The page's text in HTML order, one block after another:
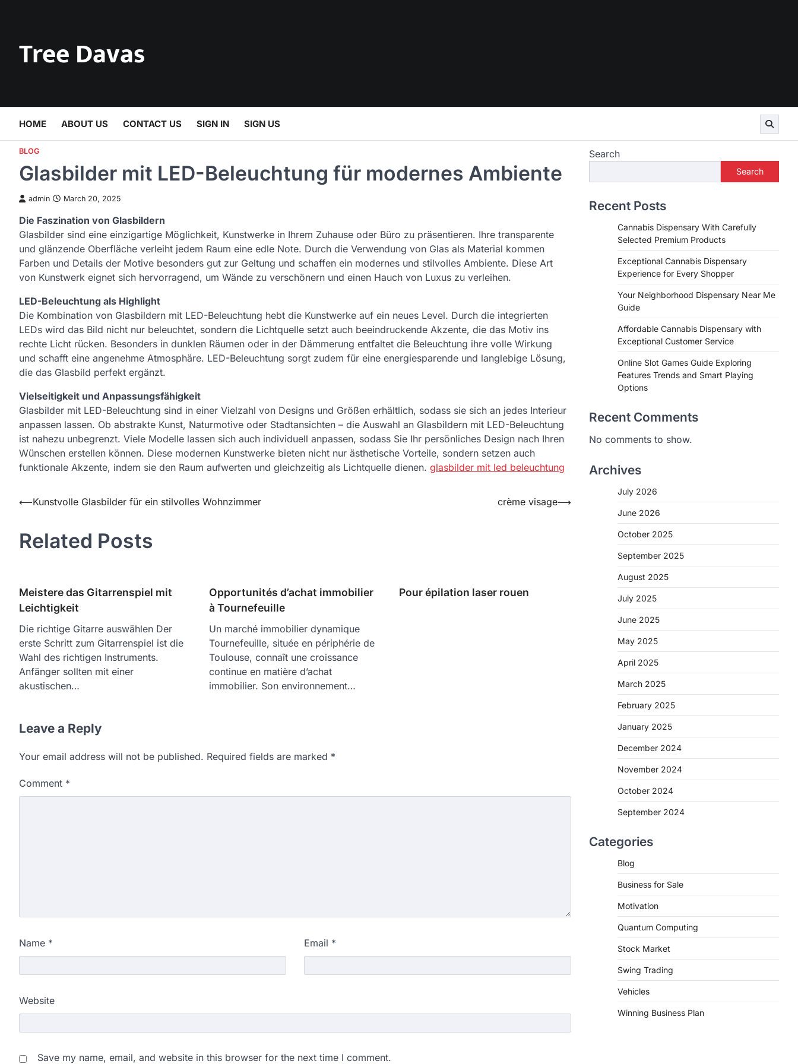
Tree Davas
HOME ABOUT US CONTACT US SIGN IN SIGN US
BLOG
Glasbilder mit LED-Beleuchtung für modernes Ambiente
admin March 20, 2025
Die Faszination von Glasbildern
Glasbilder sind eine einzigartige Möglichkeit, Kunstwerke in Ihrem Zuhause oder Büro zu präsentieren. Ihre transparente
und glänzende Oberfläche verleiht jedem Raum eine edle Note. Durch die Verwendung von Glas als Material kommen
Farben und Details der Motive besonders gut zur Geltung und schaffen ein modernes und stilvolles Ambiente. Diese Art
von Kunstwerk eignet sich hervorragend, um Wände zu verschönern und einen Hauch von Luxus zu verleihen.
LED-Beleuchtung als Highlight
Die Kombination von Glasbildern mit LED-Beleuchtung hebt die Kunstwerke auf ein neues Level. Durch die integrierten
LEDs wird das Bild nicht nur beleuchtet, sondern die Lichtquelle setzt auch beeindruckende Akzente, die das Motiv ins
rechte Licht rücken. Besonders in dunklen Räumen oder in der Dämmerung entfaltet die Beleuchtung ihre volle Wirkung
und schafft eine angenehme Atmosphäre. LED-Beleuchtung sorgt zudem für eine energiesparende und langlebige Lösung,
die das Glasbild perfekt ergänzt.
Vielseitigkeit und Anpassungsfähigkeit
Glasbilder mit LED-Beleuchtung sind in einer Vielzahl von Designs und Größen erhältlich, sodass sie sich an jedes Interieur
anpassen lassen. Ob abstrakte Kunst, Naturmotive oder Stadtansichten – die Auswahl an Glasbildern mit LED-Beleuchtung
ist nahezu unbegrenzt. Viele Modelle lassen sich auch individuell anpassen, sodass Sie Ihr persönliches Design nach Ihren
Wünschen erstellen können. Diese modernen Kunstwerke bieten nicht nur ästhetische Vorteile, sondern setzen auch
funktionale Akzente, indem sie den Raum aufwerten und gleichzeitig als Lichtquelle dienen. glasbilder mit led beleuchtung
Post
⟵Kunstvolle Glasbilder für ein stilvolles Wohnzimmer crème visage⟶
Related Posts
Meistere das Gitarrenspiel mit
Leichtigkeit
Die richtige Gitarre auswählen Der
erste Schritt zum Gitarrenspiel ist die
Wahl des richtigen Instruments.
Anfänger sollten mit einer
akustischen…
Opportunités d’achat immobilier
à Tournefeuille
Un marché immobilier dynamique
Tournefeuille, située en périphérie de
Toulouse, connaît une croissance
continue en matière d’achat
immobilier. Son environnement…
Pour épilation laser rouen
Leave a Reply
Your email address will not be published. Required fields are marked *
Comment *
Name * Email *
Website
Save my name, email, and website in this browser for the next time I comment.
Search
Search
Recent Posts
Cannabis Dispensary With Carefully
Selected Premium Products
Exceptional Cannabis Dispensary
Experience for Every Shopper
Your Neighborhood Dispensary Near Me
Guide
Affordable Cannabis Dispensary with
Exceptional Customer Service
Online Slot Games Guide Exploring
Features Trends and Smart Playing
Options
Recent Comments
No comments to show.
Archives
July 2026
June 2026
October 2025
September 2025
August 2025
July 2025
June 2025
May 2025
April 2025
March 2025
February 2025
January 2025
December 2024
November 2024
October 2024
September 2024
Categories
Blog
Business for Sale
Motivation
Quantum Computing
Stock Market
Swing Trading
Vehicles
Winning Business Plan